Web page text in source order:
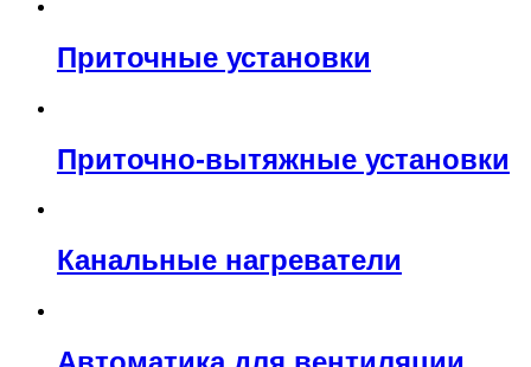
Приточные установки
Приточно-вытяжные установки
Канальные нагреватели